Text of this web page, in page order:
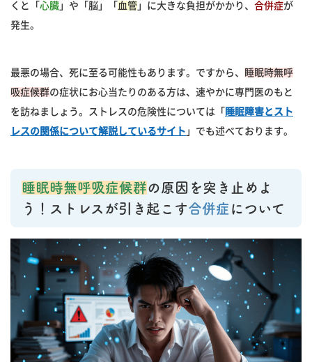
くと「 心臓 」や「脳」「 血管 」に大きな負担がかかり、 合併症が
発生。
最悪の場合、死に至る可能性もあります。ですから、
睡眠時無呼
吸症候群の症状にお心当たりのある方は、速やかに専門医のもと
を訪ねましょう。ストレスの危険性については「 睡眠障害とスト
レスの関係について解説しているサイト 」でも述べております。
睡眠時無呼吸症候群の原因を突き止めよ
う！ストレスが引き起こす合併症 について